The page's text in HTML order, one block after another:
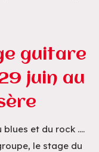
guitare
juin au
et du rock ….
le stage du